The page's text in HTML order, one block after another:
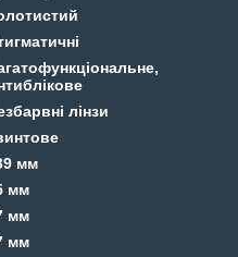
лінзи
мм
мм
мм
мм